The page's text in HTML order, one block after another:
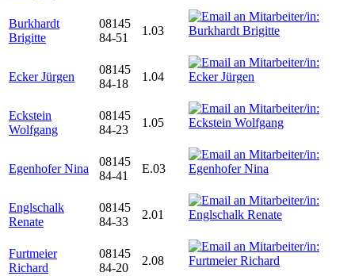
Burkhardt
Brigitte
08145
84-51
1.03
Ecker Jürgen
08145
84-18
1.04
Eckstein
Wolfgang
08145
84-23
1.05
Egenhofer Nina
08145
84-41
E.03
Englschalk
Renate
08145
84-33
2.01
Furtmeier
Richard
08145
84-20
2.08